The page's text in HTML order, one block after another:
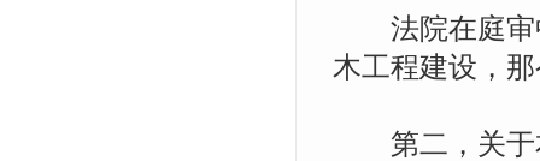
法院在庭审
木工程建设，
第二，关于